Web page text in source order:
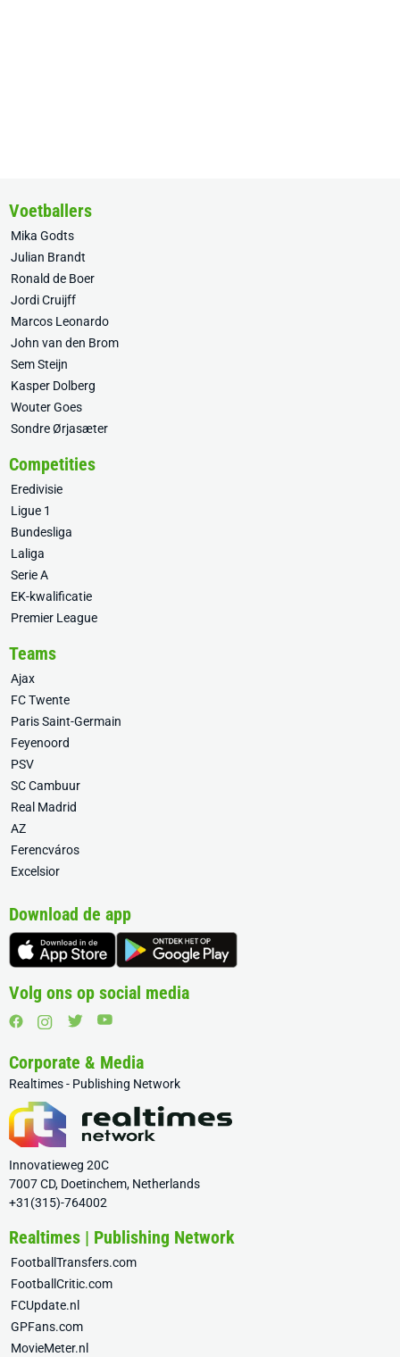
Voetballers
Mika Godts
Julian Brandt
Ronald de Boer
Jordi Cruijff
Marcos Leonardo
John van den Brom
Sem Steijn
Kasper Dolberg
Wouter Goes
Sondre Ørjasæter
Competities
Eredivisie
Ligue 1
Bundesliga
Laliga
Serie A
EK-kwalificatie
Premier League
Teams
Ajax
FC Twente
Paris Saint-Germain
Feyenoord
PSV
SC Cambuur
Real Madrid
AZ
Ferencváros
Excelsior
Download de app
Volg ons op social media
Corporate & Media
Realtimes - Publishing Network
Innovatieweg 20C
7007 CD, Doetinchem, Netherlands
+31(315)-764002
Realtimes | Publishing Network
FootballTransfers.com
FootballCritic.com
FCUpdate.nl
GPFans.com
MovieMeter.nl